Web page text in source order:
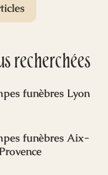
Mais
l'inhumation ?
tombeau ?
recherchées
funèbres Lyon
funèbres Aix-